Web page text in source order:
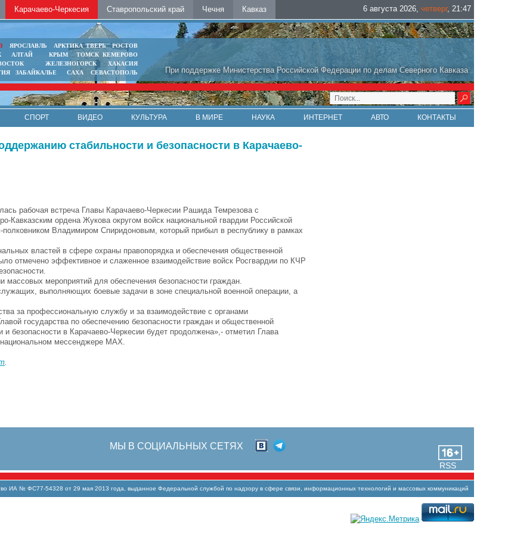
Карачаево-Черкесия Ставропольский край Чечня Кавказ 6 августа 2026, четверг, 21:47
При поддержке Министерства Российской Федерации по делам Северного Кавказа
ЯРОСЛАВЛЬ АРКТИКА ТВЕРЬ
РОСТОВ
АЛТАЙ КРЫМ ТОМСК КЕМЕРОВО
ЖЕЛЕЗНОГОРСК
ХАКАСИЯ
ЗАБАЙКАЛЬЕ САХА СЕВАСТОПОЛЬ
СПОРТ ВИДЕО КУЛЬТУРА В МИРЕ НАУКА ИНТЕРНЕТ АВТО КОНТАКТЫ
стабильности и безопасности в Карачаево-
рабочая встреча Главы Карачаево-Черкесии Рашида Темрезова с
Кавказским ордена Жукова округом войск национальной гвардии Российской
полковником Владимиром Спиридоновым, который прибыл в республику в рамках
властей в сфере охраны правопорядка и обеспечения общественной
отмечено эффективное и слаженное взаимодействие войск Росгвардии по КЧР
мероприятий для обеспечения безопасности граждан.
выполняющих боевые задачи в зоне специальной военной операции, а
за профессиональную службу и за взаимодействие с органами
государства по обеспечению безопасности граждан и общественной
безопасности в Карачаево-Черкесии будет продолжена»,- отметил Глава
мессенджере MAX.
RSS
МЫ В СОЦИАЛЬНЫХ СЕТЯХ
ИА № ФС77-54328 от 29 мая 2013 года, выданное Федеральной службой по надзору в сфере связи, информационных технологий и массовых коммуникаций